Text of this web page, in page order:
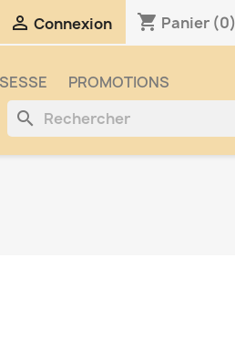
 Connexion shopping_cart Panier (0)
PROMOTIONS
search